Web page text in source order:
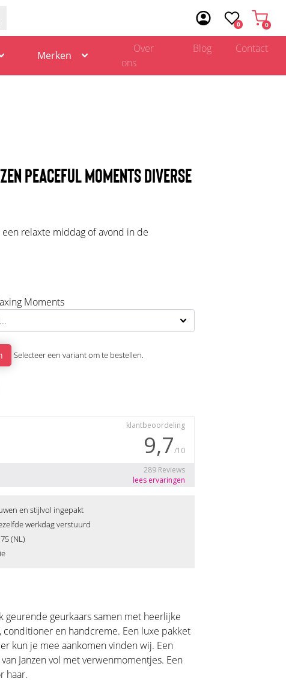
Merken
Over
ons
Blog Contact
0 0
PEACEFUL MOMENTS DIVERSE
relaxte middag of avond in de
Moments
Selecteer een variant om te bestellen.
en stijlvol ingepakt
werkdag verstuurd
(NL)
geurende geurkaars samen met heerlijke
conditioner en handcreme. Een luxe pakket
kun je mee aankomen vinden wij. Een
Janzen vol met verwenmomentjes. Een
haar.